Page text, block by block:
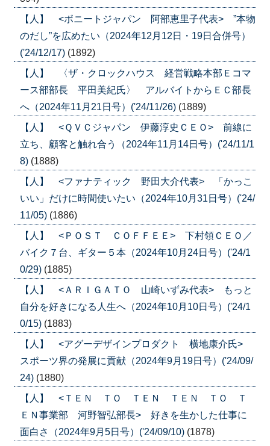
【人】 <ボニートジャパン 阿部恵里子代表> ”本物
のだし”を広めたい（2024年12月12日・19日合併号）
('24/12/17) (1892)
【人】 〈ザ・クロックハウス 経営戦略本部Ｅコマ
ース部部長 平田美紀氏〉 アルバイトからＥＣ部長
へ（2024年11月21日号）('24/11/26) (1889)
【人】 <ＱＶＣジャパン 伊藤淳史ＣＥＯ> 前線に
立ち、顧客と触れ合う（2024年11月14日号）('24/11/1
8) (1888)
【人】 <ファナティック 野田大介代表> 「かっこ
いい」だけに時間使いたい（2024年10月31日号）('24/
11/05) (1886)
【人】 <ＰＯＳＴ ＣＯＦＦＥＥ> 下村領ＣＥＯ／
バイク７台、ギター５本（2024年10月24日号）('24/1
0/29) (1885)
【人】 <ＡＲＩＧＡＴＯ 山崎いずみ代表> もっと
自分を好きになる人生へ（2024年10月10日号）('24/1
0/15) (1883)
【人】 <アグーデザインプロダクト 横地康介氏>
スポーツ界の発展に貢献（2024年9月19日号）('24/09/
24) (1880)
【人】 <ＴＥＮ ＴＯ ＴＥＮ ＴＥＮ ＴＯ Ｔ
ＥＮ事業部 河野智弘部長> 好きを生かした仕事に
面白さ（2024年9月5日号）('24/09/10) (1878)